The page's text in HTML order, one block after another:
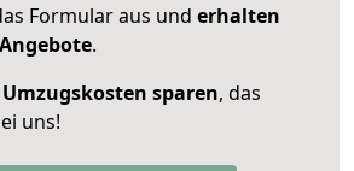
Formular aus und erhalten
.
Umzugskosten sparen, das
uns!